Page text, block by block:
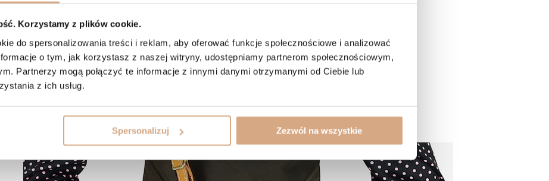
Korzystamy z plików cookie.
do spersonalizowania treści i reklam, aby oferować funkcje społecznościowe i analizować
o tym, jak korzystasz z naszej witryny, udostępniamy partnerom społecznościowym,
Partnerzy mogą połączyć te informacje z innymi danymi otrzymanymi od Ciebie lub
z ich usług.
Spersonalizuj Zezwól na wszystkie
skórzana ramoneska,
sztruksowe spodnie w odcieniu karmelowego brązu,
lekka, przezroczysta tunika ozdobiona haftem,
kwiecista bluzka hiszpanka,
dzwony lub szwedy,
kapelusz z niewielkim rondem, np. campaign.